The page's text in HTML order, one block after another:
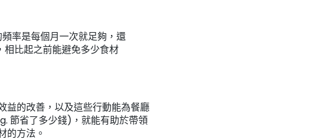
率是每個月一次就足夠，還
比起之前能避免多少食材
益的改善，以及這些行動能為餐廳
節省了多少錢)，就能有助於帶領
的方法。